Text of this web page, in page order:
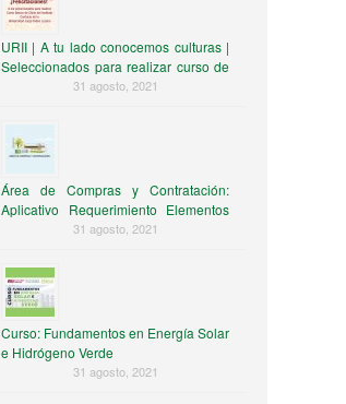
URII | A tu lado conocemos culturas |
Seleccionados para realizar curso de
chino en la UTadeo31 agosto, 2021
Área de Compras y Contratación:
Aplicativo Requerimiento Elementos
de Consumo31 agosto, 2021
Curso: Fundamentos en Energía Solar
e Hidrógeno Verde
31 agosto, 2021